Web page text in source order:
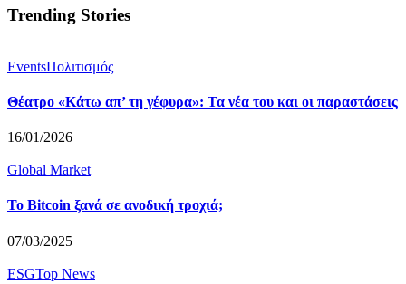
Trending Stories
EventsΠολιτισμός
Θέατρο «Κάτω απ’ τη γέφυρα»: Τα νέα του και οι παραστάσεις
16/01/2026
Global Market
Το Bitcoin ξανά σε ανοδική τροχιά;
07/03/2025
ESGTop News